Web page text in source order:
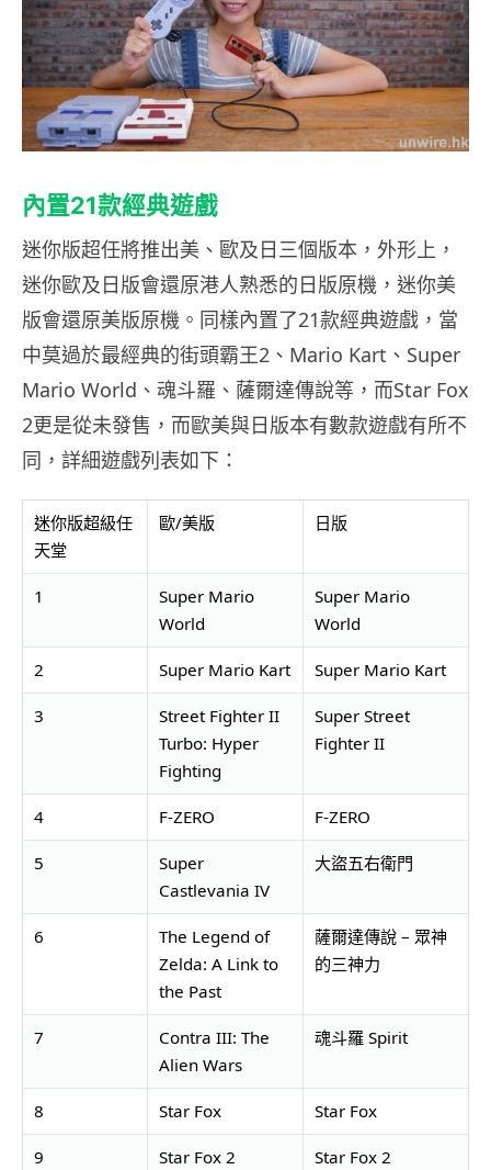
內置21款經典遊戲
迷你版超任將推出美、歐及日三個版本，外形上，
迷你歐及日版會還原港人熟悉的日版原機，迷你美
版會還原美版原機。同樣內置了21款經典遊戲，當
中莫過於最經典的街頭霸王2、Mario Kart、Super
Mario World、魂斗羅、薩爾達傳說等，而Star Fox
2更是從未發售，而歐美與日版本有數款遊戲有所不
同，詳細遊戲列表如下：
迷你版超級任
天堂
歐/美版 日版
1
Super Mario
World
Super Mario
World
2 Super Mario Kart Super Mario Kart
3
Street Fighter II
Turbo: Hyper
Fighting
Super Street
Fighter II
4 F-ZERO F-ZERO
5
Super
Castlevania IV
大盜五右衛門
6
The Legend of
Zelda: A Link to
the Past
薩爾達傳說 – 眾神
的三神力
7
Contra III: The
Alien Wars
魂斗羅 Spirit
8 Star Fox Star Fox
9 Star Fox 2 Star Fox 2